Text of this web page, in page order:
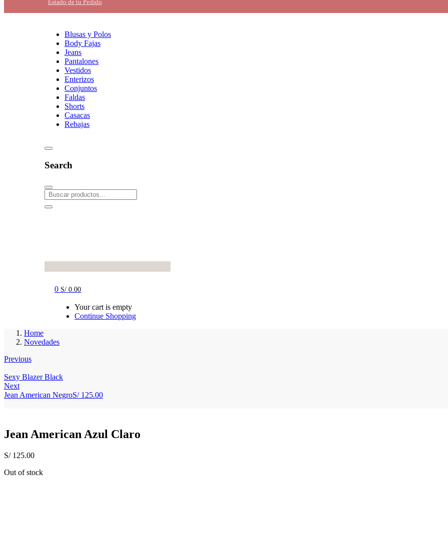
Estado de tu Pedido
Blusas y Polos
Body Fajas
Jeans
Pantalones
Vestidos
Enterizos
Conjuntos
Faldas
Shorts
Casacas
Rebajas
Search
0 S/ 0.00
Your cart is empty
Continue Shopping
Home
Novedades
Previous
Sexy Blazer Black
Next
Jean American NegroS/125.00
Jean American Azul Claro
S/125.00
Out of stock